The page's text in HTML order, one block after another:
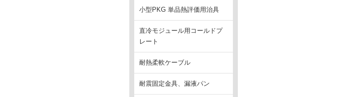
小型PKG 単品熱評価用治具
直冷モジュール用コールドプ
レート
耐熱柔軟ケーブル
耐震固定金具、漏液パン